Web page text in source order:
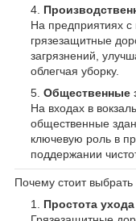
На предприятиях
грязезащитные
загрязнений,
облегчая уборку.
Общественные
На входах в
общественные
ключевую роль в
поддержании
Почему стоит
Простота ухода